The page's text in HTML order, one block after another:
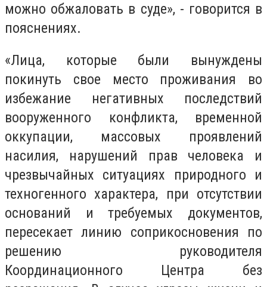
можно обжаловать в суде», - говорится в
пояснениях.
«Лица, которые были вынуждены
покинуть свое место проживания во
избежание негативных последствий
вооруженного конфликта, временной
оккупации, массовых проявлений
насилия, нарушений прав человека и
чрезвычайных ситуациях природного и
техногенного характера, при отсутствии
оснований и требуемых документов,
пересекает линию соприкосновения по
решению руководителя
Координационного Центра без